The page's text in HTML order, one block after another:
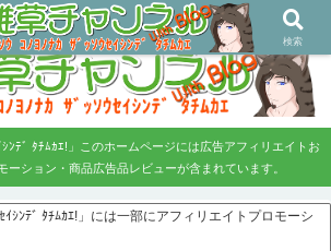
ノヨノナカ、ザッソウセイシンデタチムカエ！
ｼﾝﾃﾞ ﾀﾁﾑｶｴ!」このホームページには広告アフィリエイトお
ーション・商品広告品レビューが含まれています。
ｾｲｼﾝﾃﾞ ﾀﾁﾑｶｴ!」には一部にアフィリエイトプロモーシ
検索